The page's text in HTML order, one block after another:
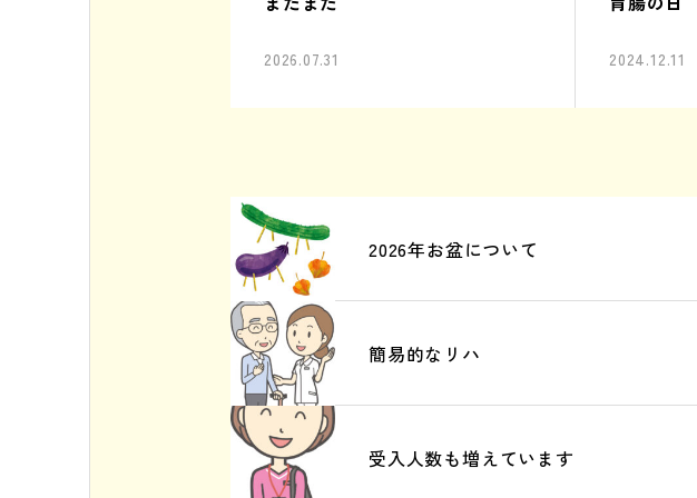
2026.07.31 2024.12.11
2026年お盆について
簡易的なリハ
受入人数も増えています